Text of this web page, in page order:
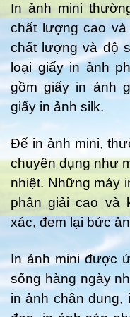
In ảnh mini
chất lượng cao
chất lượng và độ
loại giấy in ảnh
gồm giấy in ảnh
giấy in ảnh silk.
Để in ảnh mini,
chuyên dụng như
nhiệt. Những máy
phân giải cao và
xác, đem lại bức
In ảnh mini được
sống hàng ngày
in ảnh chân dung,